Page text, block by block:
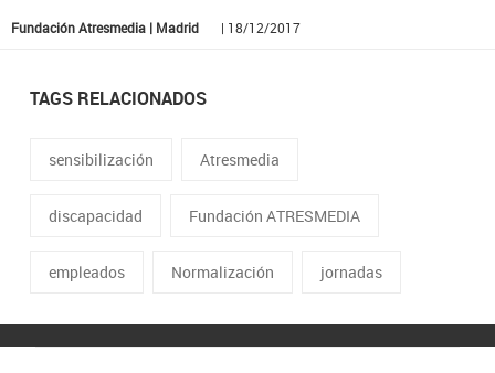
Fundación Atresmedia | Madrid | 18/12/2017
TAGS RELACIONADOS
sensibilización Atresmedia
discapacidad Fundación ATRESMEDIA
empleados Normalización jornadas